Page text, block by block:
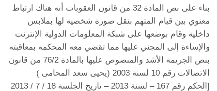
بناء على نص المادة 32 من قانون العقوبات أنه هناك ارتباط
معنوي بين قيام المتهم بنقل صورة شخصية لها بملابس
داخلية وقام بوضعها على شبكة المعلومات الدولية الإنترنت
والإساءة إلى المجني عليها مما تقضي معه المحكمة بمعاقبته
بنص الجريمة الأشد والمنصوص عليها بالمادة 76/2 من قانون
الاتصالات رقم 10 لسنة 2003 (يحيى سعد المحامى )
[الحكم رقم 167 – لسنة 2013 – تاريخ الجلسة 18 / 7 / 2013